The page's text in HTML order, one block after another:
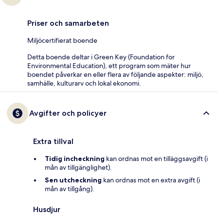
Priser och samarbeten
Miljöcertifierat boende
Detta boende deltar i Green Key (Foundation for
Environmental Education), ett program som mäter hur
boendet påverkar en eller flera av följande aspekter: miljö,
samhälle, kulturarv och lokal ekonomi.
Avgifter och policyer
Extra tillval
Tidig incheckning kan ordnas mot en tilläggsavgift (i
mån av tillgänglighet).
Sen utcheckning kan ordnas mot en extra avgift (i
mån av tillgång).
Husdjur